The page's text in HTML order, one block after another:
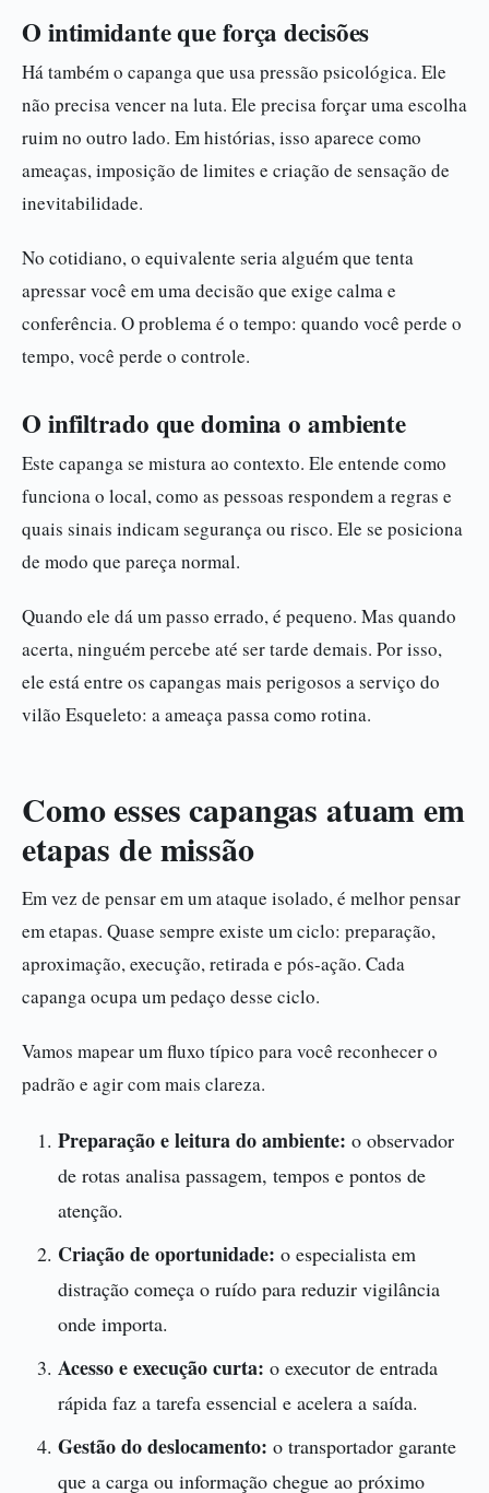
O intimidante que força decisões
Há também o capanga que usa pressão psicológica. Ele
não precisa vencer na luta. Ele precisa forçar uma escolha
ruim no outro lado. Em histórias, isso aparece como
ameaças, imposição de limites e criação de sensação de
inevitabilidade.
No cotidiano, o equivalente seria alguém que tenta
apressar você em uma decisão que exige calma e
conferência. O problema é o tempo: quando você perde o
tempo, você perde o controle.
O infiltrado que domina o ambiente
Este capanga se mistura ao contexto. Ele entende como
funciona o local, como as pessoas respondem a regras e
quais sinais indicam segurança ou risco. Ele se posiciona
de modo que pareça normal.
Quando ele dá um passo errado, é pequeno. Mas quando
acerta, ninguém percebe até ser tarde demais. Por isso,
ele está entre os capangas mais perigosos a serviço do
vilão Esqueleto: a ameaça passa como rotina.
Como esses capangas atuam em
etapas de missão
Em vez de pensar em um ataque isolado, é melhor pensar
em etapas. Quase sempre existe um ciclo: preparação,
aproximação, execução, retirada e pós-ação. Cada
capanga ocupa um pedaço desse ciclo.
Vamos mapear um fluxo típico para você reconhecer o
padrão e agir com mais clareza.
Preparação e leitura do ambiente: o observador
de rotas analisa passagem, tempos e pontos de
atenção.
Criação de oportunidade: o especialista em
distração começa o ruído para reduzir vigilância
onde importa.
Acesso e execução curta: o executor de entrada
rápida faz a tarefa essencial e acelera a saída.
Gestão do deslocamento: o transportador garante
que a carga ou informação chegue ao próximo